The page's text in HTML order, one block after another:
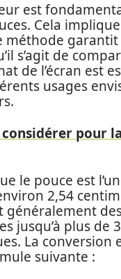
est
Cela
méthode
s’agit de
de l’écran est
usages
pour
le pouce est
2,54
jusqu’à plus de
La
suivante :